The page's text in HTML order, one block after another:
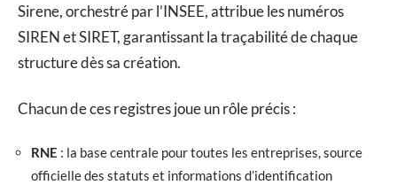
Sirene, orchestré par l’INSEE, attribue les numéros
SIREN et SIRET, garantissant la traçabilité de chaque
structure dès sa création.
Chacun de ces registres joue un rôle précis :
RNE : la base centrale pour toutes les entreprises, source
officielle des statuts et informations d’identification